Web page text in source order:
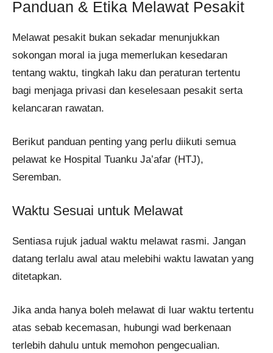
Panduan & Etika Melawat Pesakit
Melawat pesakit bukan sekadar menunjukkan
sokongan moral ia juga memerlukan kesedaran
tentang waktu, tingkah laku dan peraturan tertentu
bagi menjaga privasi dan keselesaan pesakit serta
kelancaran rawatan.
Berikut panduan penting yang perlu diikuti semua
pelawat ke Hospital Tuanku Ja’afar (HTJ),
Seremban.
Waktu Sesuai untuk Melawat
Sentiasa rujuk jadual waktu melawat rasmi. Jangan
datang terlalu awal atau melebihi waktu lawatan yang
ditetapkan.
Jika anda hanya boleh melawat di luar waktu tertentu
atas sebab kecemasan, hubungi wad berkenaan
terlebih dahulu untuk memohon pengecualian.